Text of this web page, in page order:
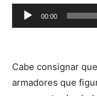
Reproductor
de
00:00
Cabe consignar
armadores que